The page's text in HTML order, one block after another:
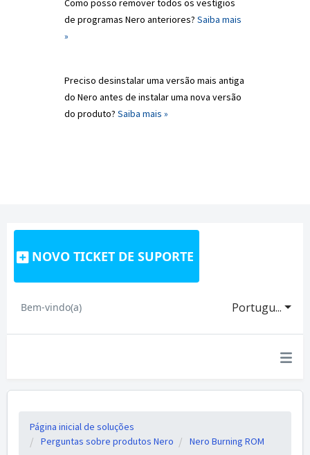
Como posso remover todos os vestígios
de programas Nero anteriores? Saiba mais
»
Preciso desinstalar uma versão mais antiga
do Nero antes de instalar uma nova versão
do produto? Saiba mais »
NOVO TICKET DE SUPORTE
Portugu...
Bem-vindo(a)
Página inicial de soluções
Perguntas sobre produtos Nero
Nero Burning ROM